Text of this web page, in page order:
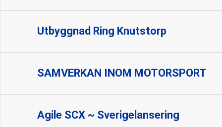
Utbyggnad Ring Knutstorp
SAMVERKAN INOM MOTORSPORT
Agile SCX ~ Sverigelansering